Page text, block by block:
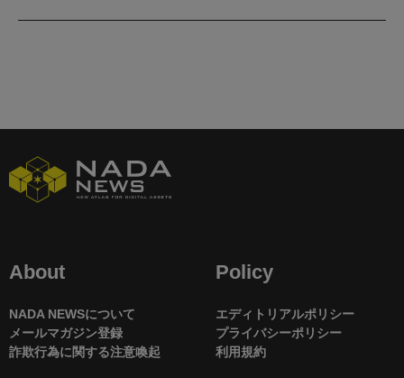
About
NADA NEWSについて
メールマガジン登録
詐欺行為に関する注意喚起
Policy
エディトリアルポリシー
プライバシーポリシー
利用規約